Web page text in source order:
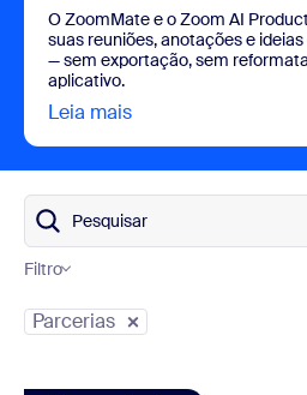
O ZoomMate e o Zoom AI
suas reuniões, anotações e
— sem exportação, sem
aplicativo.
Leia mais
Pesquisar
Filtro
Parcerias
view: Adicione a navegação